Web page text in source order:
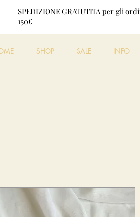
SPEDIZIONE GRATUTITA per gli
150€
SHOP SALE INFO